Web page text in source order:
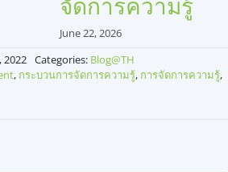
จัดการความรู้
June 22, 2026
2022 Categories: Blog@TH
, กระบวนการจัดการความรู้, การจัดการความรู้,